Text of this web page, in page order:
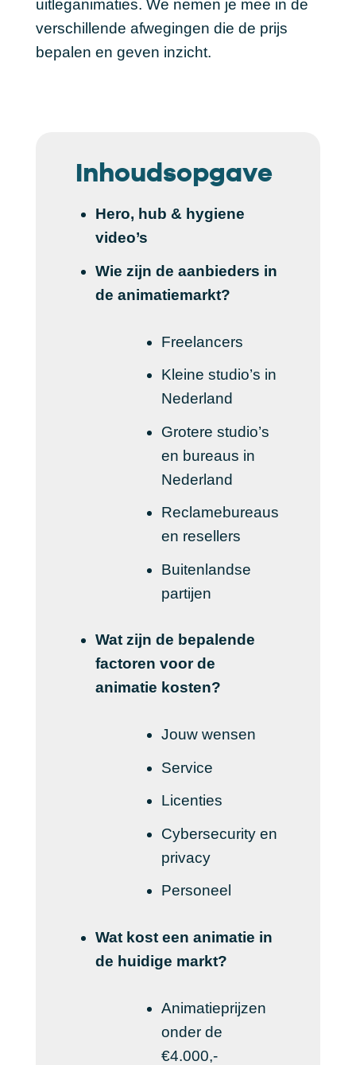
uitleganimaties. We nemen je mee in de
verschillende afwegingen die de prijs
bepalen en geven inzicht.
Inhoudsopgave
Hero, hub & hygiene
video’s
Wie zijn de aanbieders in
de animatiemarkt?
Freelancers
Kleine studio’s in
Nederland
Grotere studio’s
en bureaus in
Nederland
Reclamebureaus
en resellers
Buitenlandse
partijen
Wat zijn de bepalende
factoren voor de
animatie kosten?
Jouw wensen
Service
Licenties
Cybersecurity en
privacy
Personeel
Wat kost een animatie in
de huidige markt?
Animatieprijzen
onder de
€4.000,-